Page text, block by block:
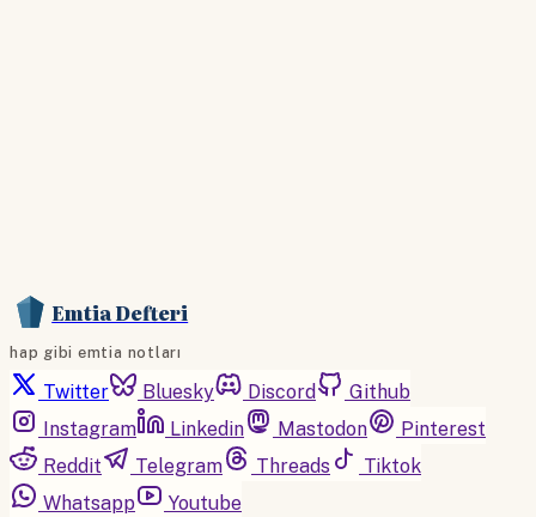
Emtia Defteri
hap gibi emtia notları
Twitter Bluesky Discord
Github
Instagram
Linkedin Mastodon
Pinterest
Reddit
Telegram Threads
Tiktok
Whatsapp
Youtube